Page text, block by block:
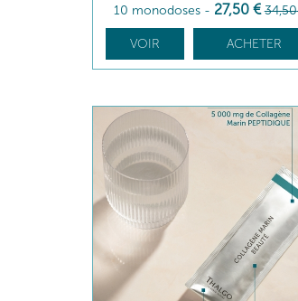
10 monodoses - 27,50 € 34,50
VOIR ACHETER